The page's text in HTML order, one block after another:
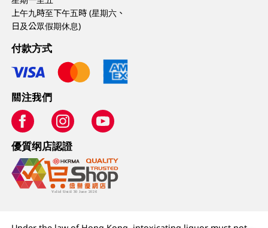
上午九時至下午五時 (星期六、
日及公眾假期休息)
付款方式
關注我們
優質纲店認證